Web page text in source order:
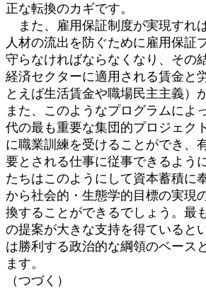
正な転換のカギです。
また、雇用保証制度が実現すれ
人材の流出を防ぐために雇用保証
守らなければならなくなり、その
経済セクターに適用される賃金と
とえば生活賃金や職場民主主義）
また、このようなプログラムによ
代の最も重要な集団的プロジェク
に職業訓練を受けることができ、
要とされる仕事に従事できるよう
たちはこのようにして資本蓄積に
から社会的・生態学的目標の実現
換することができるでしょう。最
の提案が大きな支持を得ていると
は勝利する政治的な綱領のベース
ます。
（つづく）